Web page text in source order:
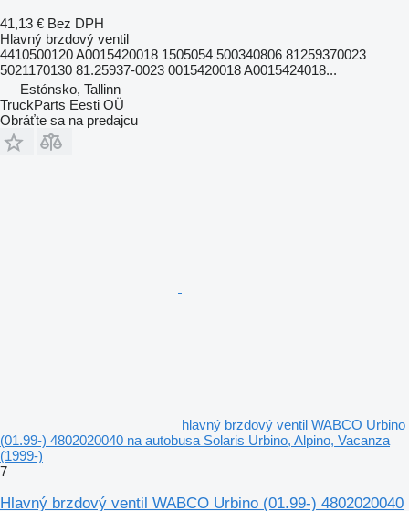
41,13 € Bez DPH
Hlavný brzdový ventil
4410500120 A0015420018 1505054 500340806 81259370023
5021170130 81.25937-0023 0015420018 A0015424018...
Estónsko, Tallinn
TruckParts Eesti OÜ
Obráťte sa na predajcu
hlavný brzdový ventil WABCO Urbino
(01.99-) 4802020040 na autobusa Solaris Urbino, Alpino, Vacanza
(1999-)
7
Hlavný brzdový ventil WABCO Urbino (01.99-) 4802020040